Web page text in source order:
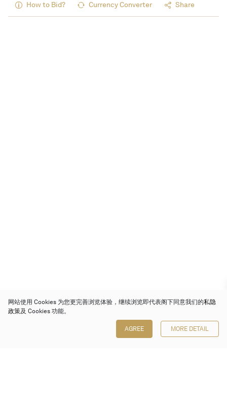
How to Bid? Currency Converter Share
网站使用 Cookies 为您更完善浏览体验，继续浏览即代表阁下同意我们的私隐
政策及 Cookies 功能。
AGREE MORE DETAIL